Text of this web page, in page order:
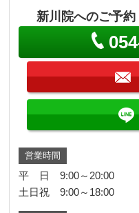
新川院へのご予
営業時間
平 日 9:00～20:00
土日祝 9:00～18:00